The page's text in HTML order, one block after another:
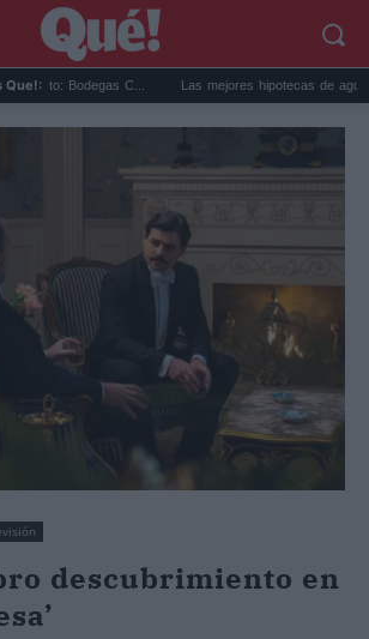
Que!:
C... Las mejores hipotecas de agosto: el TAE más
descubrimiento en